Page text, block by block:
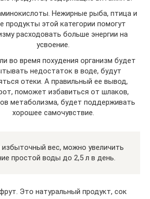
Нежирные рыба, птица и
продукты этой категории помогут
расходовать больше энергии на
усвоение.
во время похудения организм будет
недостаток в воде, будут
отеки. А правильный ее вывод,
поможет избавиться от шлаков,
метаболизма, будет поддерживать
хорошее самочувствие.
вес, можно увеличить
простой воды до 2,5 л в день.
Это натуральный продукт, сок